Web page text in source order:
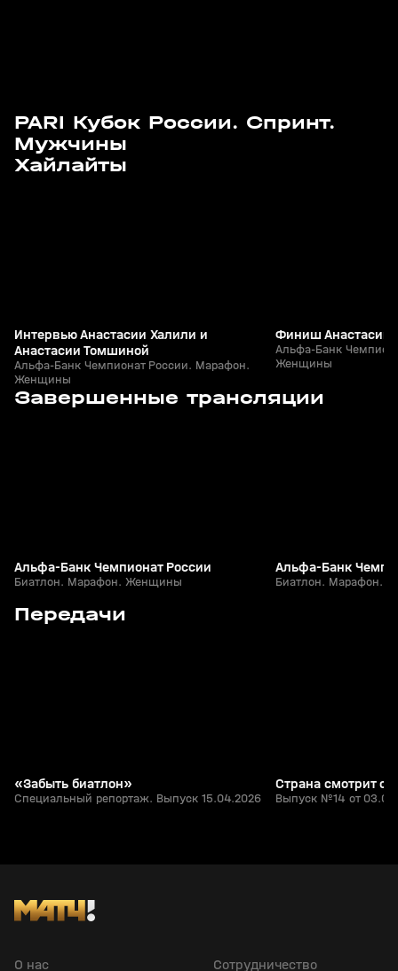
PARI Кубок России. Спринт.
Мужчины
Хайлайты
29 мар, 11:39
Интервью Анастасии Халили и
Анастасии Томшиной
Альфа-Банк Чемпионат России. Марафон.
Женщины
Финиш Анастасии
Альфа-Банк
Женщины
Завершенные трансляции
29 мар, 09:01
Альфа-Банк Чемпионат России
Биатлон. Марафон. Женщины
Альфа-Банк
Биатлон. Марафон.
Передачи
15 апр, 13:09
«Забыть биатлон»
Специальный репортаж. Выпуск 15.04.2026
Страна смотрит
Выпуск №14 от
О нас
Сотрудничество